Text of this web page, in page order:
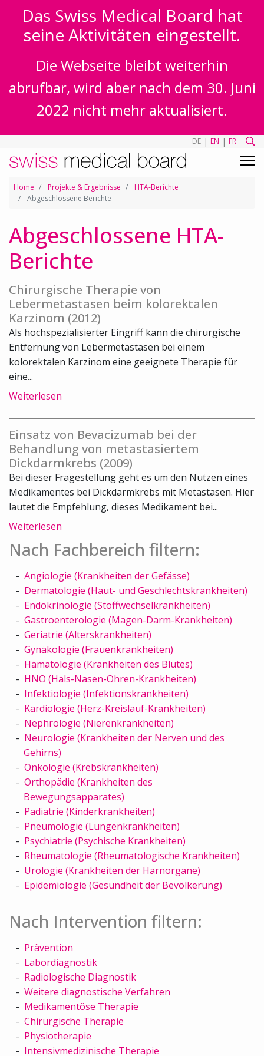
Das Swiss Medical Board hat
seine Aktivitäten eingestellt.
Die Webseite bleibt weiterhin
abrufbar, wird aber nach dem 30. Juni
2022 nicht mehr aktualisiert.
DE | EN | FR
Home Projekte & Ergebnisse
HTA-Berichte
Abgeschlossene Berichte
Abgeschlossene HTA-
Berichte
Chirurgische Therapie von
Lebermetastasen beim kolorektalen
Karzinom (2012)
Als hochspezialisierter Eingriff kann die chirurgische
Entfernung von Lebermetastasen bei einem
kolorektalen Karzinom eine geeignete Therapie für
eine...
Weiterlesen
Einsatz von Bevacizumab bei der
Behandlung von metastasiertem
Dickdarmkrebs (2009)
Bei dieser Fragestellung geht es um den Nutzen eines
Medikamentes bei Dickdarmkrebs mit Metastasen. Hier
lautet die Empfehlung, dieses Medikament bei...
Weiterlesen
Nach Fachbereich filtern:
Angiologie (Krankheiten der Gefässe)
Dermatologie (Haut- und Geschlechtskrankheiten)
Endokrinologie (Stoffwechselkrankheiten)
Gastroenterologie (Magen-Darm-Krankheiten)
Geriatrie (Alterskrankheiten)
Gynäkologie (Frauenkrankheiten)
Hämatologie (Krankheiten des Blutes)
HNO (Hals-Nasen-Ohren-Krankheiten)
Infektiologie (Infektionskrankheiten)
Kardiologie (Herz-Kreislauf-Krankheiten)
Nephrologie (Nierenkrankheiten)
Neurologie (Krankheiten der Nerven und des
Gehirns)
Onkologie (Krebskrankheiten)
Orthopädie (Krankheiten des
Bewegungsapparates)
Pädiatrie (Kinderkrankheiten)
Pneumologie (Lungenkrankheiten)
Psychiatrie (Psychische Krankheiten)
Rheumatologie (Rheumatologische Krankheiten)
Urologie (Krankheiten der Harnorgane)
Epidemiologie (Gesundheit der Bevölkerung)
Nach Intervention filtern:
Prävention
Labordiagnostik
Radiologische Diagnostik
Weitere diagnostische Verfahren
Medikamentöse Therapie
Chirurgische Therapie
Physiotherapie
Intensivmedizinische Therapie